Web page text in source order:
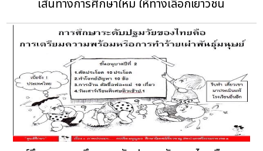
เส้นทางการศึกษาใหม่ ให้ทางเลือกเยาวชน